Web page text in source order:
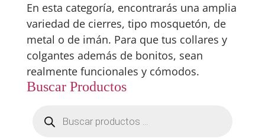
En esta categoría, encontrarás una amplia
variedad de cierres, tipo mosquetón, de
metal o de imán. Para que tus collares y
colgantes además de bonitos, sean
realmente funcionales y cómodos.
Buscar Productos
productos